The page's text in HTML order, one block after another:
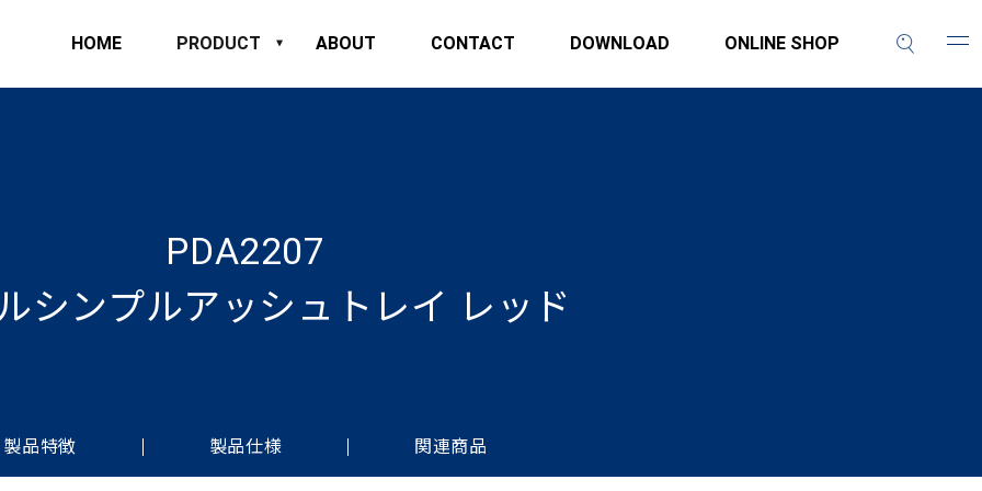
HOME PRODUCT ABOUT CONTACT DOWNLOAD ONLINE SHOP
PDA2207
シンプルアッシュトレイ レッド
製品特徴 製品仕様 関連商品